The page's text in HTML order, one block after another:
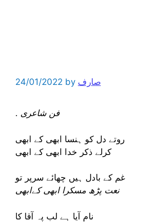
24/01/2022 by صارف
. فن شاعری
روتے دل کو ہنسا ابھی کے ابھی
کرلے ذکر خدا ابھی کے ابھی
غم کے بادل ہیں چھائے سرپر تو
نعت پڑھ مسکرا ابھی کےابھی
نام آیا ہے لب پہ آقا کا